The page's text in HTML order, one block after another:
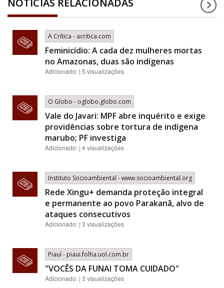
NOTÍCIAS RELACIONADAS
A Crítica - acritica.com
Feminicídio: A cada dez mulheres mortas
no Amazonas, duas são indígenas
Adicionado: | 5 visualizações
O Globo - oglobo.globo.com
Vale do Javari: MPF abre inquérito e exige
providências sobre tortura de indígena
marubo; PF investiga
Adicionado: | 4 visualizações
Instituto Socioambiental - www.socioambiental.org
Rede Xingu+ demanda proteção integral
e permanente ao povo Parakanã, alvo de
ataques consecutivos
Adicionado: | 3 visualizações
Piauí - piaui.folha.uol.com.br
"VOCÊS DA FUNAI TOMA CUIDADO"
Adicionado: | 3 visualizações